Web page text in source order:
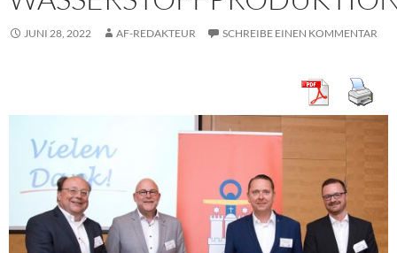
JUNI 28, 2022 AF-REDAKTEUR SCHREIBE EINEN KOMMENTAR